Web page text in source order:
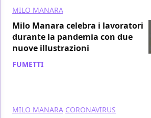
MILO MANARA
Milo Manara celebra i lavoratori
durante la pandemia con due
nuove illustrazioni
FUMETTI
MILO MANARA CORONAVIRUS